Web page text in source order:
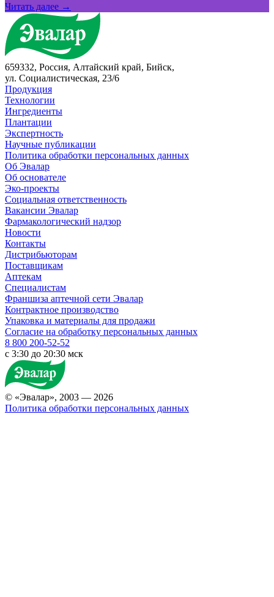
Читать далее →
659332, Россия, Алтайский край, Бийск,
ул. Социалистическая, 23/6
Продукция
Технологии
Ингредиенты
Плантации
Экспертность
Научные публикации
Политика обработки персональных данных
Об Эвалар
Об основателе
Эко-проекты
Социальная ответственность
Вакансии Эвалар
Фармакологический надзор
Новости
Контакты
Дистрибьюторам
Поставщикам
Аптекам
Специалистам
Франшиза аптечной сети Эвалар
Контрактное производство
Упаковка и материалы для продажи
Согласие на обработку персональных данных
8 800 200-52-52
c 3:30 до 20:30 мск
© «Эвалар», 2003 — 2026
Политика обработки персональных данных